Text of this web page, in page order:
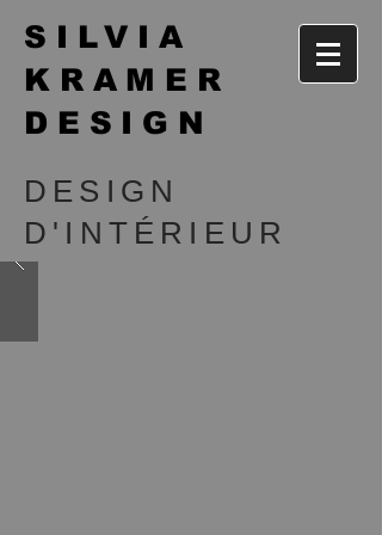
SILVIA
KRAMER
DESIGN
DESIGN
D'INTÉRIEUR